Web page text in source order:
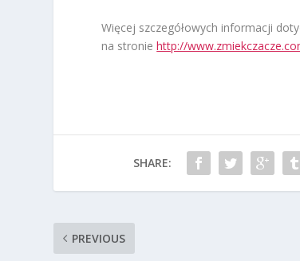
Więcej szczegółowych informacji
na stroniehttp://
SHARE:
PREVIOUS